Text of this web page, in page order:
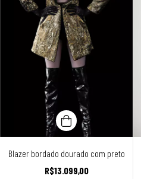
Blazer bordado dourado com preto
R$13.099,00